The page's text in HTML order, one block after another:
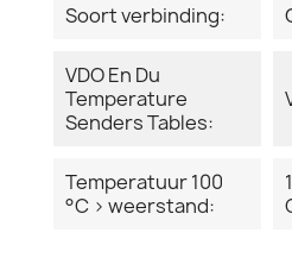
Soort verbinding:
VDO En Du
Temperature
Senders Tables:
Temperatuur 100
°C > weerstand: